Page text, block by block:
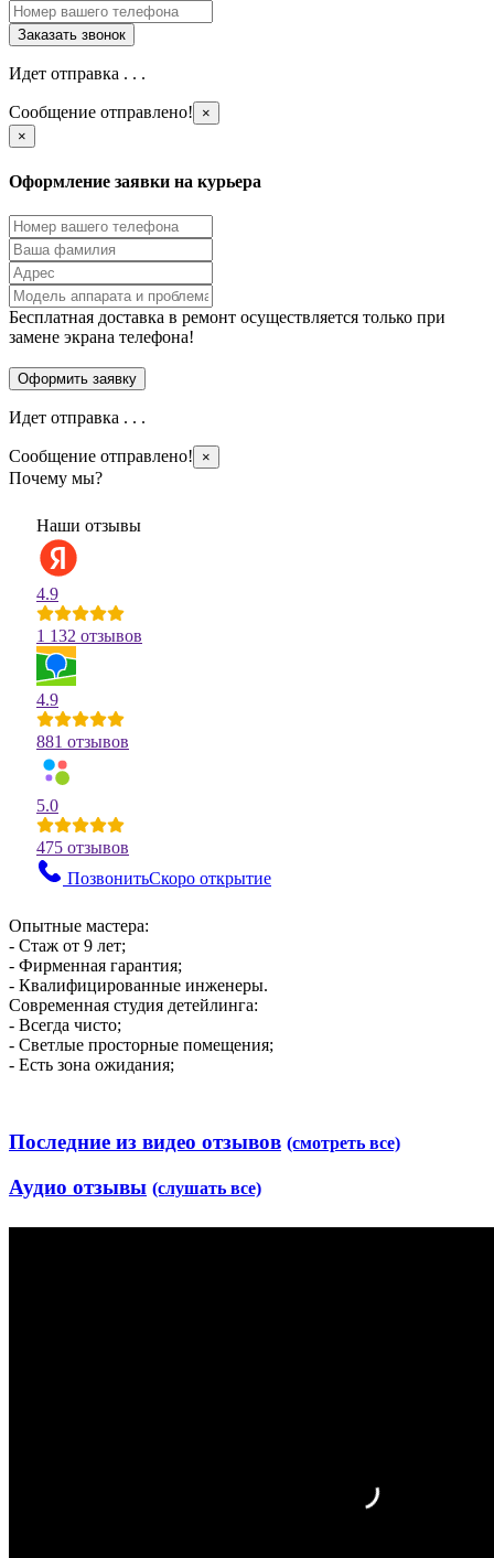
Идет отправка . . .
Сообщение отправлено!
×
×
Оформление заявки на курьера
Бесплатная доставка в ремонт осуществляется только при
замене экрана телефона!
Идет отправка . . .
Сообщение отправлено! ×
Почему мы?
Наши отзывы
4.9
1 132 отзывов
4.9
881 отзывов
5.0
475 отзывов
ПозвонитьСкоро открытие
Опытные мастера:
- Стаж от 9 лет;
- Фирменная гарантия;
- Квалифицированные инженеры.
Современная студия детейлинга:
- Всегда чисто;
- Светлые просторные помещения;
- Есть зона ожидания;
Последние из видео отзывов (смотреть все)
Аудио отзывы (слушать все)